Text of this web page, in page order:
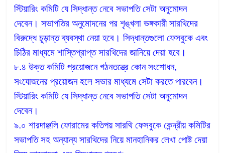
স্টিয়ারিং কমিটি যে সিদ্ধান্ত নেবে সভাপতি সেটা অনুমোদন
দেবেন। সভাপতির অনুমোদনের পর শৃঙ্খলা ভঙ্গকারী সারথিদের
বিরুদ্ধে চূড়ান্ত ব্যবস্থা নেয়া হবে। সিদ্ধান্তগুলো ফেসবুকে এবং
চিঠির মাধ্যমে শাস্তিপ্রাপ্ত সারথিদের জানিয়ে দেয়া হবে।
৮.৪ উক্ত কমিটি প্রয়োজনে গঠনতন্ত্রে কোন সংশোধন,
সংযোজনের প্রয়োজন হলে সভার মাধ্যমে সেটা করতে পারবেন।
স্টিয়ারিং কমিটি যে সিদ্ধান্ত নেবে সভাপতি সেটা অনুমোদন
দেবেন।
৯.০ শারদাঞ্জলি ফোরামের কতিপয় সারথি ফেসবুকে কেন্দ্রীয় কমিটির
সভাপতি সহ অন্যান্য সারথিদের নিয়ে মানহানিকর লেখা পোষ্ট দেয়া